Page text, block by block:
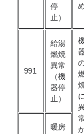
停
止）
991
給湯
燃焼
異常
（機
器停
止）
に
常
暖房